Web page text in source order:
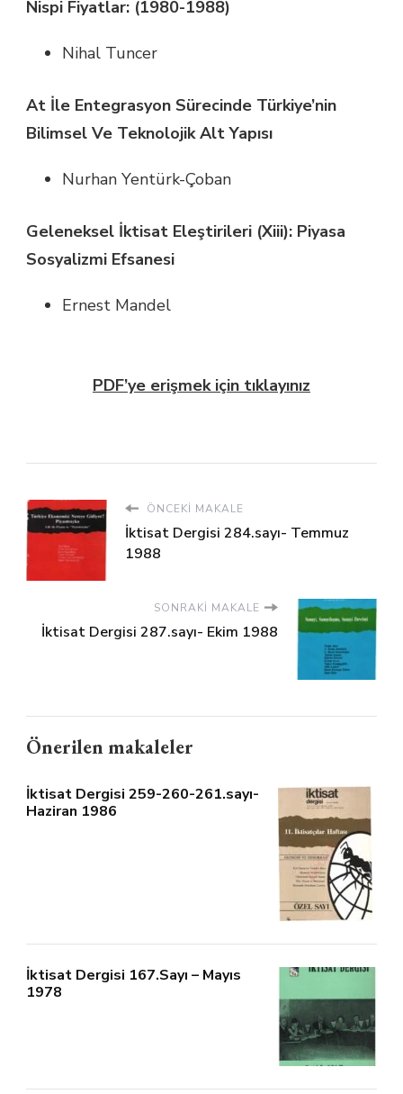
Nispi Fiyatlar: (1980-1988)
Nihal Tuncer
At İle Entegrasyon Sürecinde Türkiye’nin
Bilimsel Ve Teknolojik Alt Yapısı
Nurhan Yentürk-Çoban
Geleneksel İktisat Eleştirileri (Xiii): Piyasa
Sosyalizmi Efsanesi
Ernest Mandel
PDF’ye erişmek için tıklayınız
ÖNCEKI MAKALE
İktisat Dergisi 284.sayı- Temmuz
1988
SONRAKI MAKALE
İktisat Dergisi 287.sayı- Ekim 1988
Önerilen makaleler
İktisat Dergisi 259-260-261.sayı-
Haziran 1986
İktisat Dergisi 167.Sayı – Mayıs
1978